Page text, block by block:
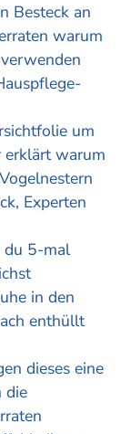
Besteck an
warum
um
erklärt warum
Experten
du 5-mal
in den
enthüllt
dieses eine
die